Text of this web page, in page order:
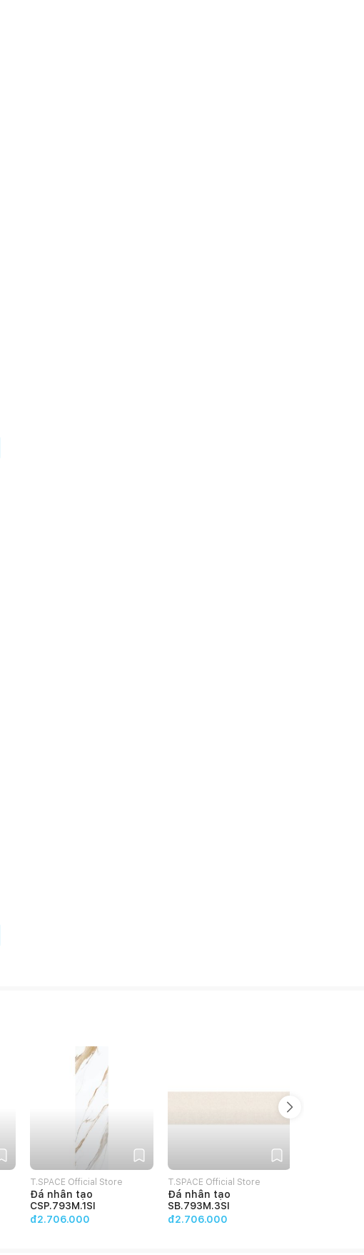
T.SPACE Official Store
Đá nhân tạo
CSP.793M.1SI
đ2.706.000
T.SPACE Official Store
Đá nhân tạo
SB.793M.3SI
đ2.706.000